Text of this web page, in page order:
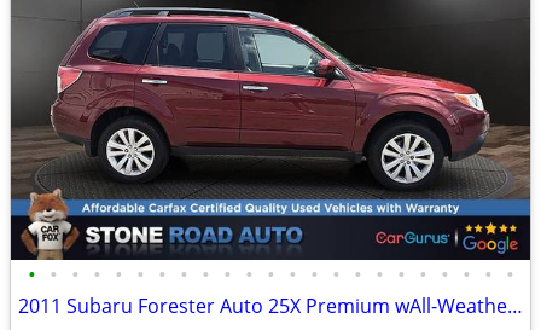
• • • • • • • • • • • • • • • • • • • • • • •
2011 Subaru Forester Auto 25X Premium wAll-Weather Pkg